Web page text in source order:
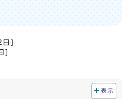
表示